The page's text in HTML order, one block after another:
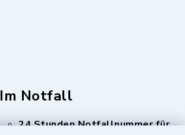
Im Notfall
24 Stunden Notfallnummer für